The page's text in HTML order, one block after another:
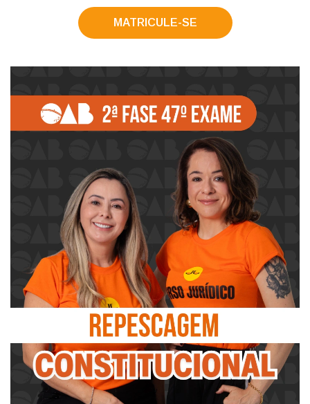
MATRICULE-SE